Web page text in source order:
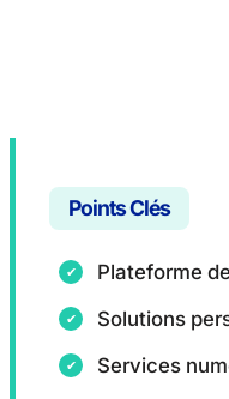
Points Clés
Plateforme
Solutions
Services